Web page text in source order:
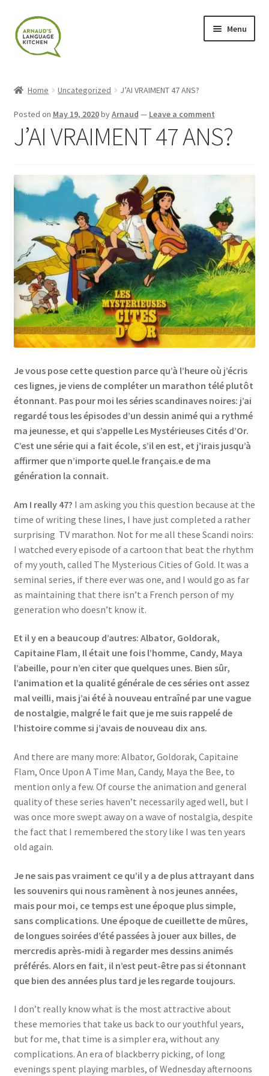
Skip
to
navigation
Skip
to
content
Menu
Blog
Checkout
Contact
Contact Me
Links
My Account
Privacy Tools
Private Tuition
Shop
Categories
Events
Locations
My Bookings
Private
Home Uncategorized J’AI VRAIMENT 47 ANS?
Posted on May 19, 2020byArnaud — Leave a comment
J’AI VRAIMENT 47 ANS?
Je vous pose cette question parce qu’à l’heure où j’écris
ces lignes, je viens de compléter un marathon télé plutôt
étonnant. Pas pour moi les séries scandinaves noires: j’ai
regardé tous les épisodes d’un dessin animé qui a rythmé
ma jeunesse, et qui s’appelle Les Mystérieuses Cités d’Or.
C’est une série qui a fait école, s’il en est, et j’irais jusqu’à
affirmer que n’importe quel.le français.e de ma
génération la connait.
Am I really 47? I am asking you this question because at the
time of writing these lines, I have just completed a rather
surprising TV marathon. Not for me all these Scandi noirs:
I watched every episode of a cartoon that beat the rhythm
of my youth, called The Mysterious Cities of Gold. It was a
seminal series, if there ever was one, and I would go as far
as maintaining that there isn’t a French person of my
generation who doesn’t know it.
Et il y en a beaucoup d’autres: Albator, Goldorak,
Capitaine Flam, Il était une fois l’homme, Candy, Maya
l’abeille, pour n’en citer que quelques unes. Bien sûr,
l’animation et la qualité générale de ces séries ont assez
mal veilli, mais j’ai été à nouveau entraîné par une vague
de nostalgie, malgré le fait que je me suis rappelé de
l’histoire comme si j’avais de nouveau dix ans.
And there are many more: Albator, Goldorak, Capitaine
Flam, Once Upon A Time Man, Candy, Maya the Bee, to
mention only a few. Of course the animation and general
quality of these series haven’t necessarily aged well, but I
was once more swept away on a wave of nostalgia, despite
the fact that I remembered the story like I was ten years
old again.
Je ne sais pas vraiment ce qu’il y a de plus attrayant dans
les souvenirs qui nous ramènent à nos jeunes années,
mais pour moi, ce temps est une époque plus simple,
sans complications. Une époque de cueillette de mûres,
de longues soirées d’été passées à jouer aux billes, de
mercredis après-midi à regarder mes dessins animés
préférés. Alors en fait, il n’est peut-être pas si étonnant
que bien des années plus tard je les regarde toujours.
I don’t really know what is the most attractive about
these memories that take us back to our youthful years,
but for me, that time is a simpler era, without any
complications. An era of blackberry picking, of long
evenings spent playing marbles, of Wednesday afternoons